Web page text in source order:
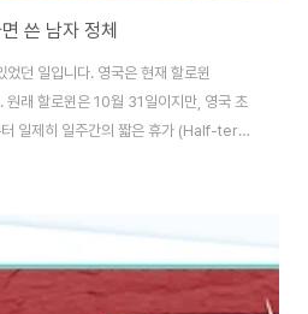
쓴 남자 정체
던 일입니다. 영국은 현재 할로윈
래 할로윈은 10월 31일이지만, 영국 초
일제히 일주간의 짧은 휴가 (Half-term
, 아마도 학교 및 클럽에서는 오늘 할
. 아침부터 할로윈 의상을 입거나 분장
접 학교에 할로윈 장식을 해 놓기도 하는
모습이었습니다. 실제 사람처럼 만들어
다가오면, 마트에는 호박이 진열됩니다.